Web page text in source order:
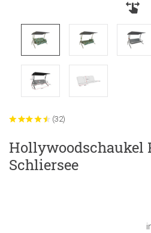
(32)
Hollywoodschaukel
Schliersee